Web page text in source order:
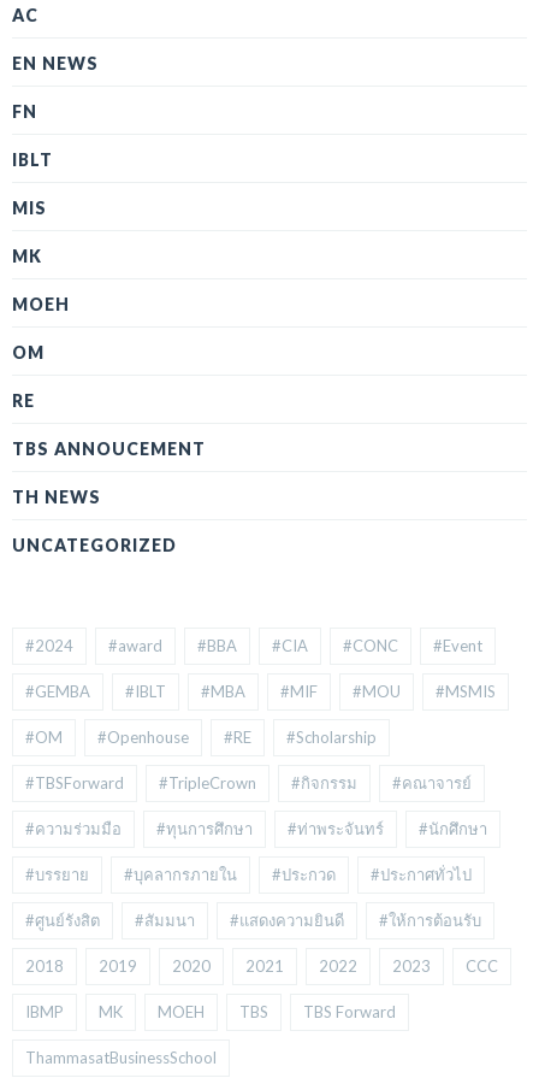
AC
EN NEWS
FN
IBLT
MIS
MK
MOEH
OM
RE
TBS ANNOUCEMENT
TH NEWS
UNCATEGORIZED
#2024 #award #BBA #CIA #CONC #Event
#GEMBA #IBLT #MBA #MIF #MOU #MSMIS
#OM #Openhouse #RE #Scholarship
#TBSForward #TripleCrown #กิจกรรม #คณาจารย์
#ความร่วมมือ #ทุนการศึกษา #ท่าพระจันทร์ #นักศึกษา
#บรรยาย #บุคลากรภายใน #ประกวด #ประกาศทั่วไป
#ศูนย์รังสิต #สัมมนา #แสดงความยินดี #ให้การต้อนรับ
2018 2019 2020 2021 2022 2023 CCC
IBMP MK MOEH TBS TBS Forward
ThammasatBusinessSchool